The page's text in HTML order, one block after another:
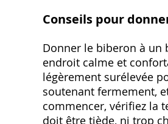
Conseils pour
Donner le biberon à un
endroit calme et
légèrement surélevée
soutenant fermement,
commencer, vérifiez la
doit être tiède, ni trop